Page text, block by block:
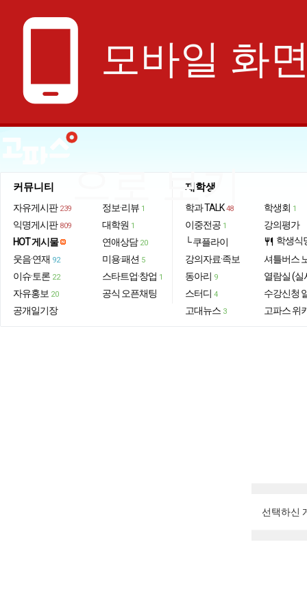
phone_android 모바일 화
으로 보기
커뮤니티
자유게시판 239
익명게시판 809
HOT 게시물
웃음·연재 92
이슈·토론 22
자유홍보 20
공개일기장
정보·리뷰 1
대학원 1
연애상담 20
미용·패션 5
스타트업·창업 1
공식 오픈채팅
재학생
학과 TALK 48
이중전공 1
└ 쿠플라이
강의자료·족보
동아리 9
스터디 4
고대뉴스 3
학생회 1
강의평가
restaurant 학생식
셔틀버스
열람실 (실
수강신청
고파스 위
선택하신